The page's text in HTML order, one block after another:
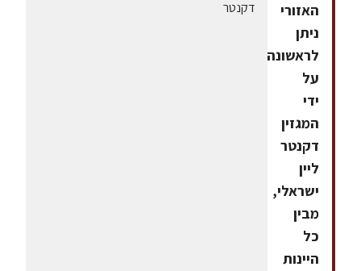
האזורי
ניתן
לראשונה
על
ידי
המגזין
דקנטר
ליין
ישראלי,
מבין
כל
היינות